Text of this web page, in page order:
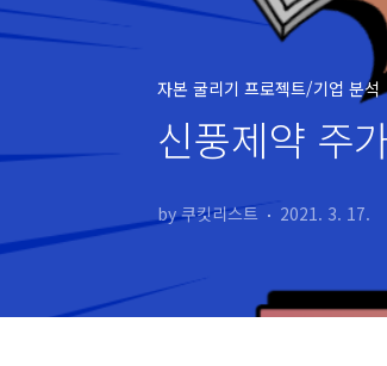
자본 굴리기 프로젝트/기업 분석
신풍제약 주
by 쿠킷리스트 2021. 3. 17.